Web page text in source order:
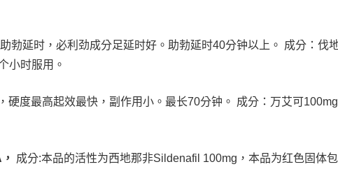
助勃延时，必利劲成分足延时好。助勃延时40分钟以上。 成分：伐
小时服用。
硬度最高起效最快，副作用小。最长70分钟。 成分：万艾可
成分:本品的活性为西地那非Sildenafil 100mg，本品为红色固体